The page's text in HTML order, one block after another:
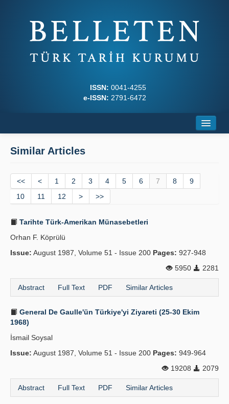
ISSN: 0041-4255
e-ISSN: 2791-6472
Journal Boards
Writing Rules
Principles
Publication Policies
Contact Us
Similar Articles
<< < 1 2 3 4 5 6 7 8
9
10
11 12 > >>
Tarihte Türk-Amerikan Münasebetleri
Orhan F. Köprülü
Issue: August 1987, Volume 51 - Issue 200 Pages: 927-948
5950
2281
Abstract Full Text PDF Similar Articles
General De Gaulle'ün Türkiye'yi Ziyareti (25-30 Ekim
1968)
İsmail Soysal
Issue: August 1987, Volume 51 - Issue 200 Pages: 949-964
19208
2079
Abstract Full Text PDF Similar Articles